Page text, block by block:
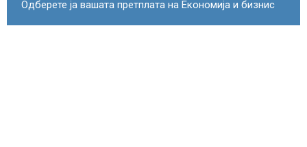
Одберете ја вашата претплата на Економија и бизнис